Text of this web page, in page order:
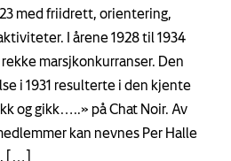
med friidrett, orientering,
I årene 1928 til 1934
marsjkonkurranser. Den
i 1931 resulterte i den kjente
og gikk…..» på Chat Noir. Av
kan nevnes Per Halle
[…]